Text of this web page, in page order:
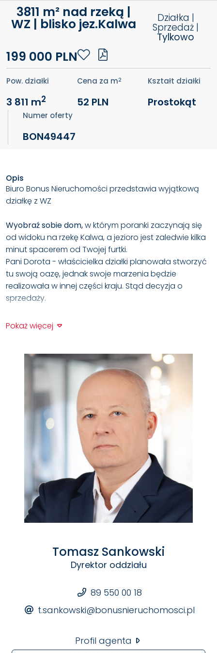
3811 m² nad rzeką |
WZ | blisko jez.Kalwa Działka |
Sprzedaż |
Tylkowo
199 000 PLN
Pow. działki
3 811 m2
Cena za m2
52 PLN
Kształt działki
Prostokąt
Numer oferty
BON49447
Opis
Biuro Bonus Nieruchomości przedstawia wyjątkową
działkę z WZ
Wyobraź sobie dom,w którym poranki zaczynają się
od widoku na rzekę Kalwa, a jezioro jest zaledwie kilka
minut spacerem od Twojej furtki.
Pani Dorota - właścicielka działki planowała stworzyć
tu swoją oazę, jednak swoje marzenia będzie
realizowała w innej części kraju. Stąd decyzja o
sprzedaży.
Jeżeli szukasz miejsca,
dokładnie tym, czego potrzebujesz.
Zapraszam do kontaktu i obejrzenia działki na żywo —
takie miejsca najlepiej ocenić osobiście.
Atuty nieruchomości
powierzchnia działki:
3811 m²
- zabudowa mieszkaniowa jednorodzinna,
bezpośrednie sąsiedztwo
rzeki Kalwa
jeziora Kalwa
wydane warunki zabudowy
pod dom
jednorodzinny
spokojna, zielona okolica
tylko
30 km od Olsztyna
zadrzewiona dzikimi sosnami i brzozami
Parametry techniczne
Tylkowo, gm. Pasym, powiat
3811 m², szerokość 30 metrów
Kształt działki:prostokąt
Dostęp do drogi:droga wewnętrzna – udział w
Pokaż więcej
Tomasz Sankowski
Dyrektor oddziału
89 550 00 18
t.sankowski@bonusnieruchomosci.pl
Profil agenta